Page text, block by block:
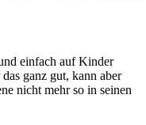
einfach auf Kinder
ganz gut, kann aber
nicht mehr so in seinen